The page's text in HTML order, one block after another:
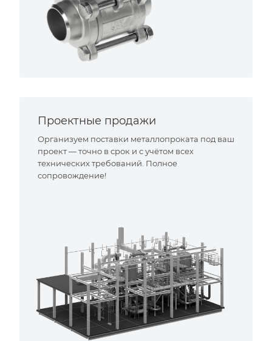
Проектные продажи
Организуем поставки металлопроката под ваш
проект — точно в срок и с учётом всех
технических требований. Полное
сопровождение!